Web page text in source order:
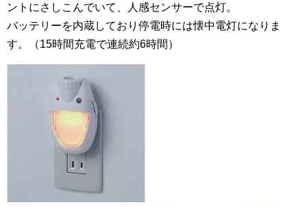
ントにさしこんでいて、人感センサーで点灯。
バッテリーを内蔵しており停電時には懐中電灯になりま
す。（15時間充電で連続約6時間）